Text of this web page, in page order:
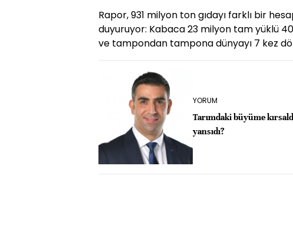
Rapor, 931 milyon ton gıdayı farklı bir
duyuruyor: Kabaca 23 milyon tam yüklü
ve tampondan tampona dünyayı 7 kez
YORUM
Tarımdaki büyüme
yansıdı?